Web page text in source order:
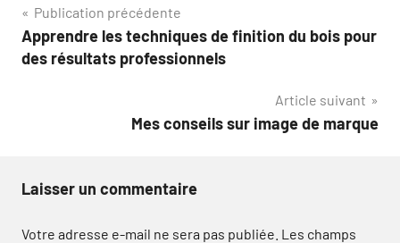
Navigation
de
Publication précédente
Apprendre les techniques de finition du bois pour
des résultats professionnels
Article suivant
Mes conseils sur image de marque
Laisser un commentaire
Votre adresse e-mail ne sera pas publiée. Les champs